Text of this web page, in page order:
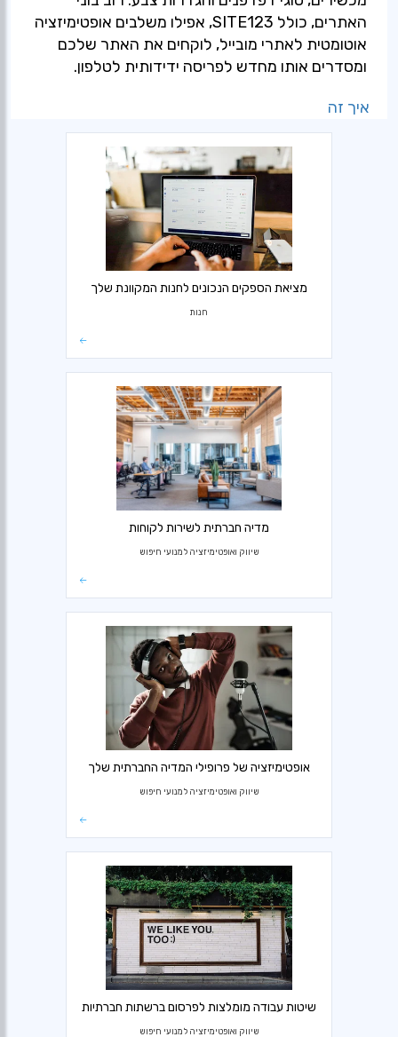
האתרים, כולל SITE123, אפילו משלבים אופטימיזציה
אוטומטית לאתרי מובייל, לוקחים את האתר שלכם
ומסדרים אותו מחדש לפריסה ידידותית לטלפון.
איך זה
מציאת הספקים הנכונים לחנות המקוונת שלך
חנות
מדיה חברתית לשירות לקוחות
שיווק ואופטימיזציה למנועי חיפוש
אופטימיזציה של פרופילי המדיה החברתית שלך
שיווק ואופטימיזציה למנועי חיפוש
שיטות עבודה מומלצות לפרסום ברשתות חברתיות
שיווק ואופטימיזציה למנועי חיפוש